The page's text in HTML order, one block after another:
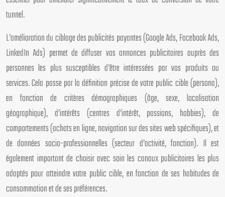
tunnel.
L’amélioration du ciblage des publicités payantes (Google Ads, Facebook Ads,
LinkedIn Ads) permet de diffuser vos annonces publicitaires auprès des
personnes les plus susceptibles d’être intéressées par vos produits ou
services. Cela passe par la définition précise de votre public cible (persona),
en fonction de critères démographiques (âge, sexe, localisation
géographique), d’intérêts (centres d’intérêt, passions, hobbies), de
comportements (achats en ligne, navigation sur des sites web spécifiques), et
de données socio-professionnelles (secteur d’activité, fonction). Il est
également important de choisir avec soin les canaux publicitaires les plus
adaptés pour atteindre votre public cible, en fonction de ses habitudes de
consommation et de ses préférences.